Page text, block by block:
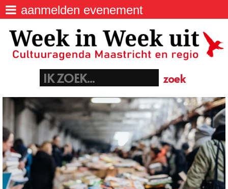
agenda >
locaties >
aanmelden evenement >
Week IN Week UIT - Uitagenda van
Maastricht
Batterijstraat 48, 6211 SJ Maastricht
06 40 23 06 21
info@maastrichtnet.nl
aanmelden evenement